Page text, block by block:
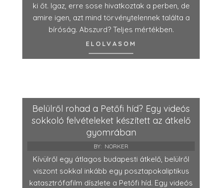
ki őt. Igaz, erre sose hivatkoztak a perben, de
amire igen, azt mind törvénytelennek találta a
bíróság. Abszurd? Teljes mértékben.
ELOLVASOM
Belülről rohad a Petőfi híd? Egy videós
sokkoló felvételeket készített az átkelő
gyomrában
BY: NORKER
Kívülről egy átlagos budapesti átkelő, belülről
viszont sokkal inkább egy posztapokaliptikus
katasztrófafilm díszlete a Petőfi híd. Egy videós